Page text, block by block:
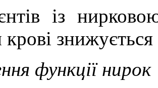
із
крові
функції нирок